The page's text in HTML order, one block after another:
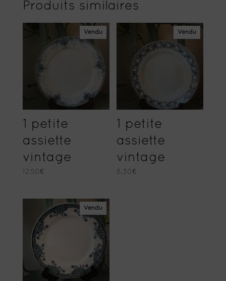
Produits similaires
Vendu
1 petite
assiette
vintage
12.50€
Vendu
1 petite
assiette
vintage
8.30€
Vendu